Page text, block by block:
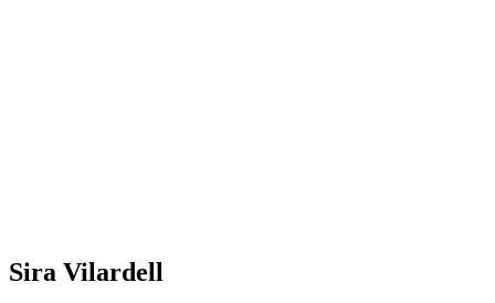
Sira Vilardell